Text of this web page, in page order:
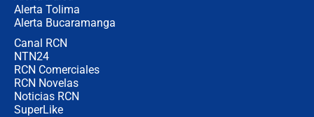
Alerta Tolima
Alerta Bucaramanga
Canal RCN
NTN24
RCN Comerciales
RCN Novelas
Noticias RCN
SuperLike